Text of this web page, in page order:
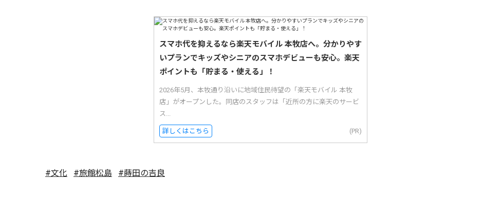
スマホ代を抑えるなら楽天モバイル 本牧店へ。分かりやす
いプランでキッズやシニアのスマホデビューも安心。楽天
ポイントも「貯まる・使える」！
2026年5月、本牧通り沿いに地域住民待望の「楽天モバイル 本牧
店」がオープンした。同店のスタッフは「近所の方に楽天のサービ
ス...
詳しくはこちら (PR)
#文化 #旅館松島 #蒔田の吉良